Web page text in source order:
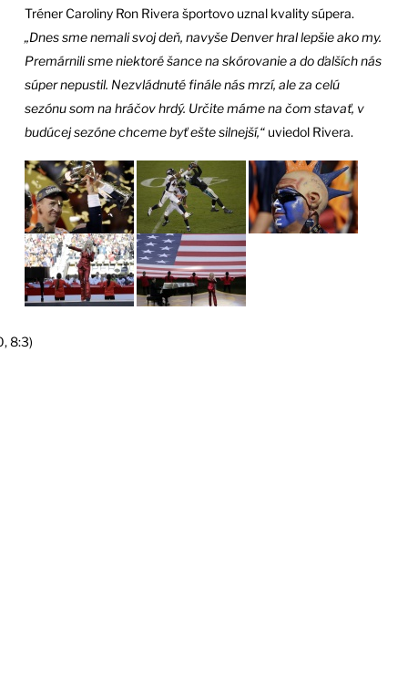
Tréner Caroliny Ron Rivera športovo uznal kvality súpera.
„Dnes sme nemali svoj deň, navyše Denver hral lepšie ako my.
Premárnili sme niektoré šance na skórovanie a do ďalších nás
súper nepustil. Nezvládnuté finále nás mrzí, ale za celú
sezónu som na hráčov hrdý. Určite máme na čom stavať, v
budúcej sezóne chceme byť ešte silnejší,“uviedol Rivera.
8:3)